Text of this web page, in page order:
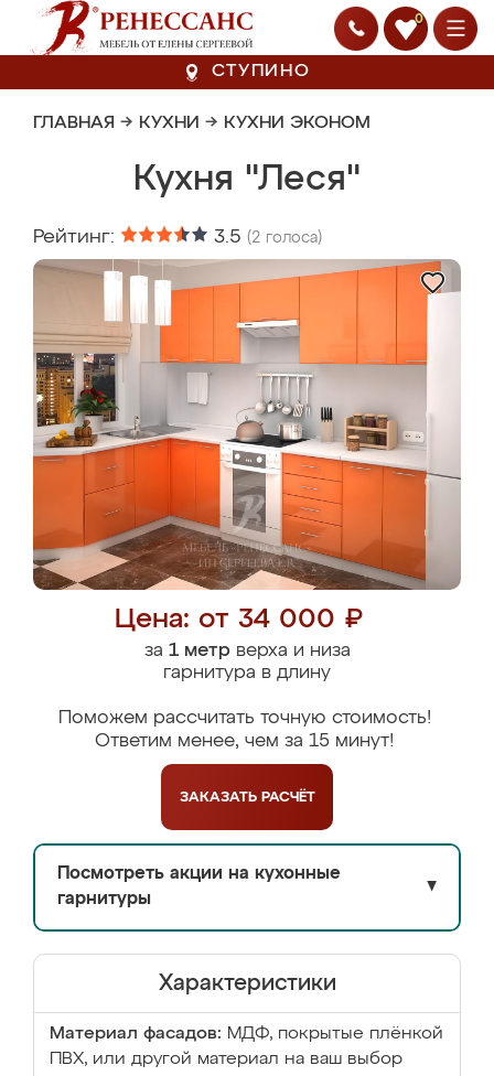
0
СТУПИНО
ГЛАВНАЯ → КУХНИ → КУХНИ ЭКОНОМ
Кухня "Леся"
Рейтинг: 3.5 (2 голоса)
Цена: от 34 000 ₽
за 1 метрверха и низа
гарнитура в длину
Поможем рассчитать точную стоимость!
Ответим менее, чем за 15 минут!
ЗАКАЗАТЬ РАСЧЁТ
Посмотреть акции на кухонные
гарнитуры
▼
Характеристики
Материал фасадов: МДФ, покрытые плёнкой
ПВХ, или другой материал на ваш выбор